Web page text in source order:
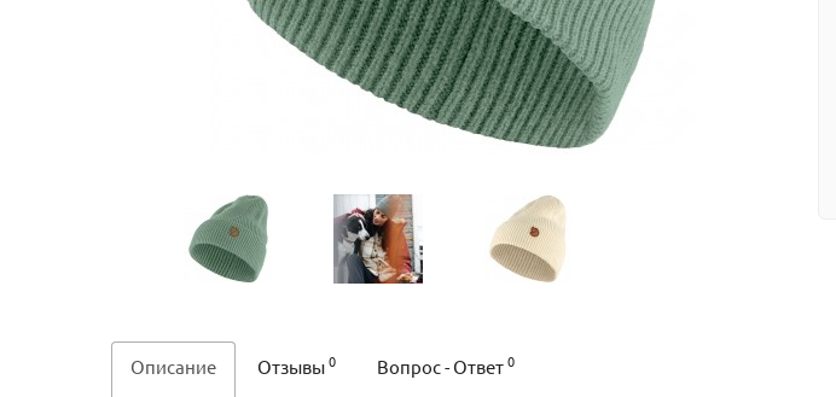
Описание Отзывы0 Вопрос - Ответ0